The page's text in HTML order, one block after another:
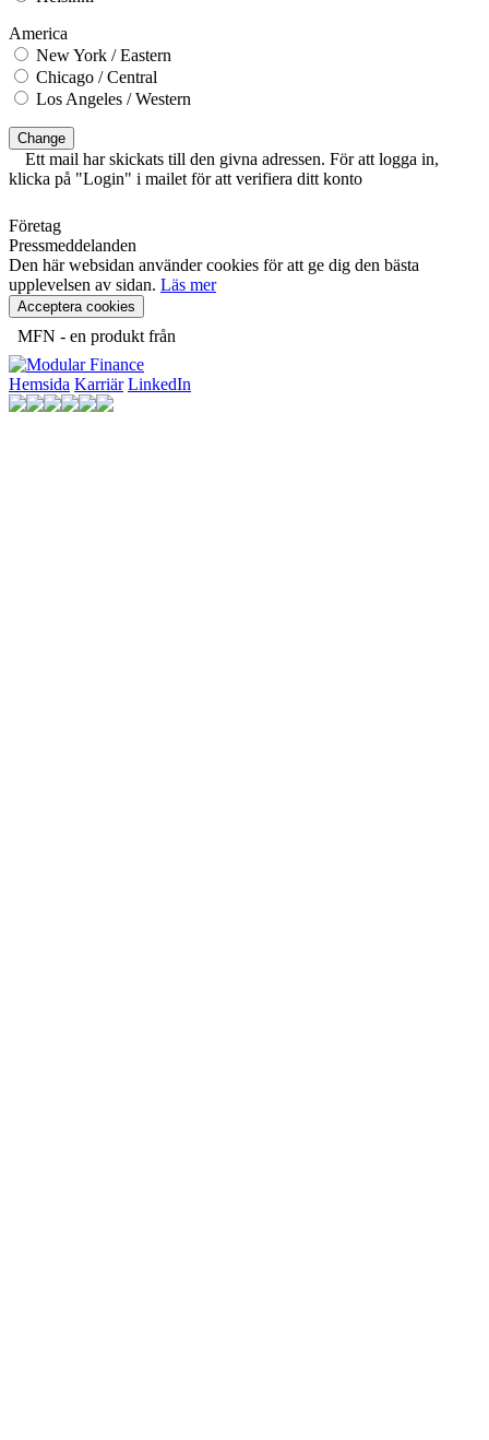
America
New York / Eastern
Chicago / Central
Los Angeles / Western
Change
Ett mail har skickats till den givna adressen. För att logga in,
klicka på "Login" i mailet för att verifiera ditt konto
Företag
Pressmeddelanden
Den här websidan använder cookies för att ge dig den bästa
upplevelsen av sidan. Läs mer
Acceptera cookies
MFN - en produkt från
Hemsida Karriär LinkedIn